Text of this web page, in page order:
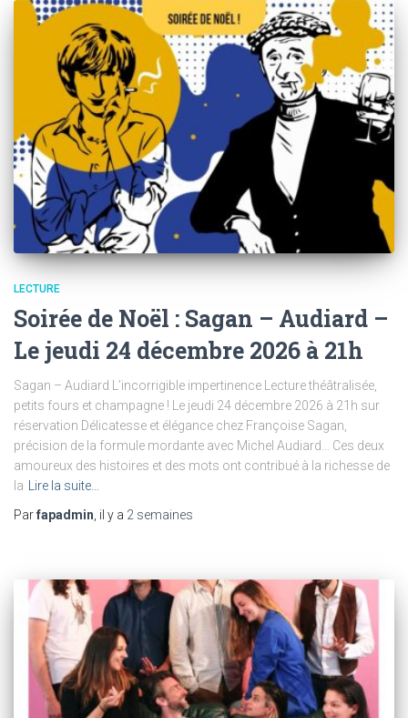
LECTURE
Soirée de Noël : Sagan – Audiard –
Le jeudi 24 décembre 2026 à 21h
Sagan – Audiard L’incorrigible impertinence Lecture théâtralisée,
petits fours et champagne ! Le jeudi 24 décembre 2026 à 21h sur
réservation Délicatesse et élégance chez Françoise Sagan,
précision de la formule mordante avec Michel Audiard… Ces deux
amoureux des histoires et des mots ont contribué à la richesse de
la Lire la suite…
Parfapadmin, il y a 2 semaines